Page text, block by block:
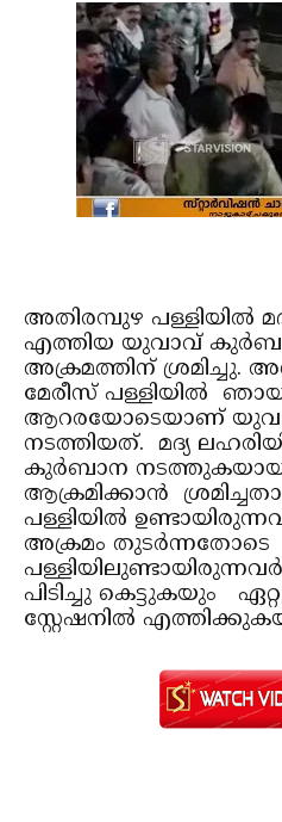
അതിരമ്പുഴ പള്ളിയില്‍
എത്തിയ യുവാവ്
അക്രമത്തിന് ശ്രമിച്ചു.
മേരീസ് പള്ളിയില്‍
ആറരയോടെയാണ്
നടത്തിയത്. മദ്യ
കുര്‍ബാന
ആക്രമിക്കാന്‍
പള്ളിയില്‍
അക്രമം തുടര്‍ന്നതോടെ
പിടിച്ചു കെട്ടുകയും
സ്റ്റേഷനില്‍